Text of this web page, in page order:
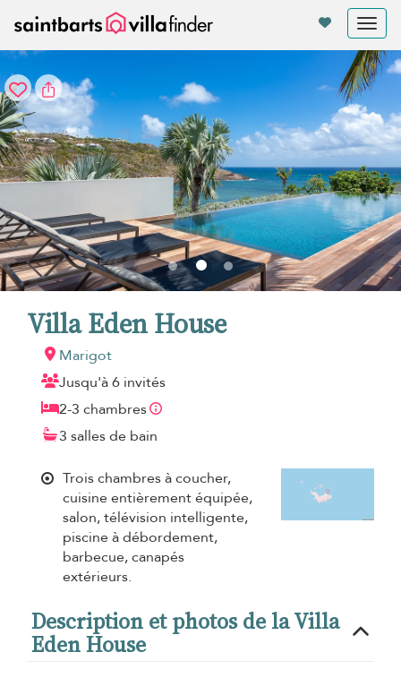
Villa Eden House
Marigot
Jusqu'à 6 invités
2-3 chambres
3 salles de bain
Trois chambres à coucher,
cuisine entièrement équipée,
salon, télévision intelligente,
piscine à débordement,
barbecue, canapés
extérieurs.
Description et photos de la Villa
Eden House
Vos paramètres de cookies